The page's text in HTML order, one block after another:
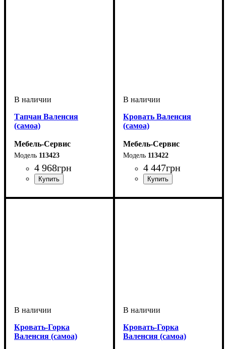
Тапчан Валенсия
(самоа)
Мебель-Сервис
113423
4 968грн
Кровать Валенсия
(самоа)
Мебель-Сервис
113422
4 447грн
Кровать-Горка
Валенсия (самоа)
Кровать-Горка
Валенсия (самоа)